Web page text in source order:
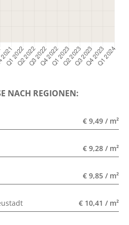
NACH REGIONEN:
€ 9,49 / m²
€ 9,28 / m²
€ 9,85 / m²
€ 10,41 / m²